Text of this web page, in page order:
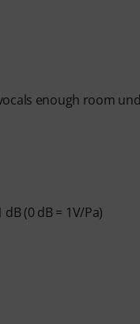
you develop your
has been shipped,
enough room
(0 dB = 1V/Pa)